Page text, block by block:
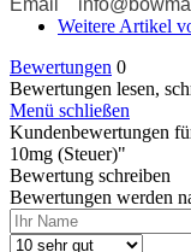
Weitere Artikel
Bewertungen 0
Bewertungen lesen,
Menü schließen
Kundenbewertungen
10mg (Steuer)"
Bewertung schreiben
Bewertungen werden